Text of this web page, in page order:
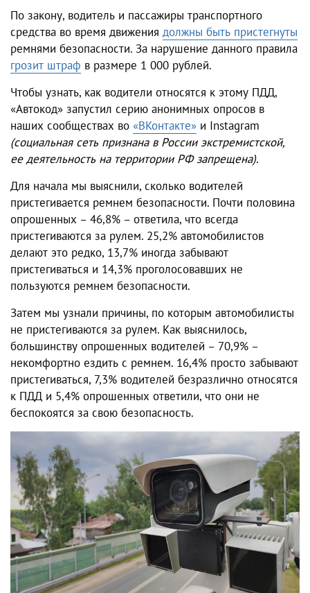
По закону, водитель и пассажиры транспортного
средства во время движения должны быть пристегнуты
ремнями безопасности. За нарушение данного правила
грозит штраф в размере 1 000 рублей.
Чтобы узнать, как водители относятся к этому ПДД,
«Автокод» запустил серию анонимных опросов в
наших сообществах во «ВКонтакте» и Instagram
(социальная сеть признана в России экстремистской,
ее деятельность на территории РФ запрещена).
Для начала мы выяснили, сколько водителей
пристегивается ремнем безопасности. Почти половина
опрошенных – 46,8% – ответила, что всегда
пристегиваются за рулем. 25,2% автомобилистов
делают это редко, 13,7% иногда забывают
пристегиваться и 14,3% проголосовавших не
пользуются ремнем безопасности.
Затем мы узнали причины, по которым автомобилисты
не пристегиваются за рулем. Как выяснилось,
большинству опрошенных водителей – 70,9% –
некомфортно ездить с ремнем. 16,4% просто забывают
пристегиваться, 7,3% водителей безразлично относятся
к ПДД и 5,4% опрошенных ответили, что они не
беспокоятся за свою безопасность.